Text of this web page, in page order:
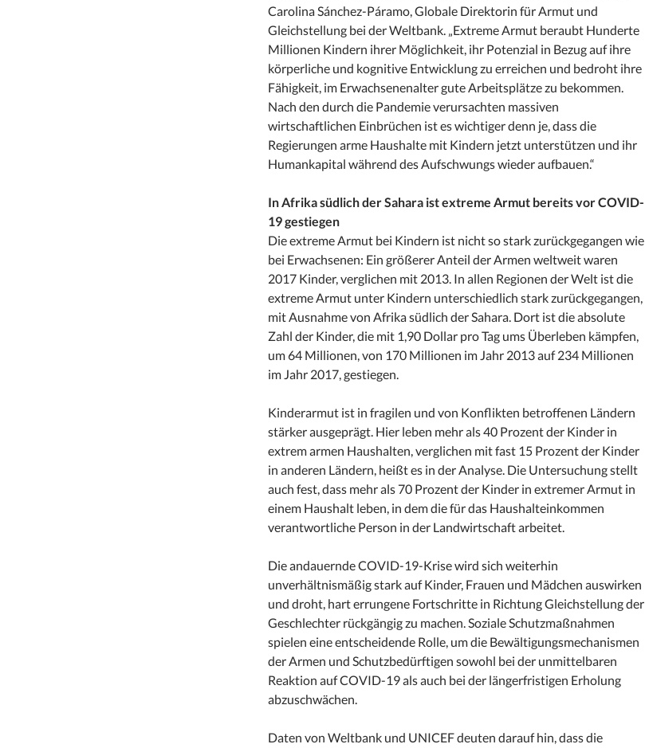
Carolina Sánchez-Páramo, Globale Direktorin für Armut und
Gleichstellung bei der Weltbank. „Extreme Armut beraubt Hunderte
Millionen Kindern ihrer Möglichkeit, ihr Potenzial in Bezug auf ihre
körperliche und kognitive Entwicklung zu erreichen und bedroht ihre
Fähigkeit, im Erwachsenenalter gute Arbeitsplätze zu bekommen.
Nach den durch die Pandemie verursachten massiven
wirtschaftlichen Einbrüchen ist es wichtiger denn je, dass die
Regierungen arme Haushalte mit Kindern jetzt unterstützen und ihr
Humankapital während des Aufschwungs wieder aufbauen.“
In Afrika südlich der Sahara ist extreme Armut bereits vor COVID-
19 gestiegen
Die extreme Armut bei Kindern ist nicht so stark zurückgegangen wie
bei Erwachsenen: Ein größerer Anteil der Armen weltweit waren
2017 Kinder, verglichen mit 2013. In allen Regionen der Welt ist die
extreme Armut unter Kindern unterschiedlich stark zurückgegangen,
mit Ausnahme von Afrika südlich der Sahara. Dort ist die absolute
Zahl der Kinder, die mit 1,90 Dollar pro Tag ums Überleben kämpfen,
um 64 Millionen, von 170 Millionen im Jahr 2013 auf 234 Millionen
im Jahr 2017, gestiegen.
Kinderarmut ist in fragilen und von Konflikten betroffenen Ländern
stärker ausgeprägt. Hier leben mehr als 40 Prozent der Kinder in
extrem armen Haushalten, verglichen mit fast 15 Prozent der Kinder
in anderen Ländern, heißt es in der Analyse. Die Untersuchung stellt
auch fest, dass mehr als 70 Prozent der Kinder in extremer Armut in
einem Haushalt leben, in dem die für das Haushalteinkommen
verantwortliche Person in der Landwirtschaft arbeitet.
Die andauernde COVID-19-Krise wird sich weiterhin
unverhältnismäßig stark auf Kinder, Frauen und Mädchen auswirken
und droht, hart errungene Fortschritte in Richtung Gleichstellung der
Geschlechter rückgängig zu machen. Soziale Schutzmaßnahmen
spielen eine entscheidende Rolle, um die Bewältigungsmechanismen
der Armen und Schutzbedürftigen sowohl bei der unmittelbaren
Reaktion auf COVID-19 als auch bei der längerfristigen Erholung
abzuschwächen.
Daten von Weltbank und UNICEF deuten darauf hin, dass die